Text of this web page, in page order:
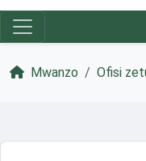
Mwanzo Ofisi